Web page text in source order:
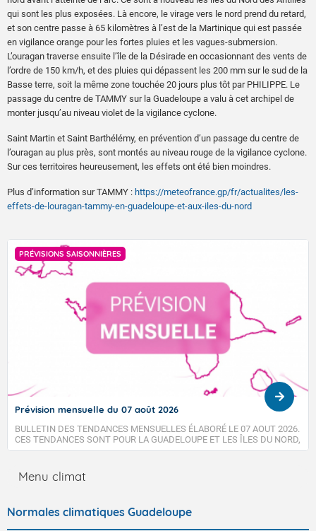
qui sont les plus exposées. Là encore, le virage vers le nord prend du retard,
et son centre passe à 65 kilomètres à l’est de la Martinique qui est passée
en vigilance orange pour les fortes pluies et les vagues-submersion.
L’ouragan traverse ensuite l’île de la Désirade en occasionnant des vents de
l’ordre de 150 km/h, et des pluies qui dépassent les 200 mm sur le sud de la
Basse terre, soit la même zone touchée 20 jours plus tôt par PHILIPPE. Le
passage du centre de TAMMY sur la Guadeloupe a valu à cet archipel de
monter jusqu’au niveau violet de la vigilance cyclone.
Saint Martin et Saint Barthélémy, en prévention d’un passage du centre de
l’ouragan au plus près, sont montés au niveau rouge de la vigilance cyclone.
Sur ces territoires heureusement, les effets ont été bien moindres.
Plus d’information sur TAMMY : https://meteofrance.gp/fr/actualites/les-
effets-de-louragan-tammy-en-guadeloupe-et-aux-iles-du-nord
PRÉVISIONS SAISONNIÈRES
Prévision mensuelle du 07 août 2026
BULLETIN DES TENDANCES MENSUELLES ÉLABORÉ LE 07 AOUT 2026.
CES TENDANCES SONT POUR LA GUADELOUPE ET LES ÎLES DU NORD,
SAINT-MARTIN ET SAINT-BARTHÉLEMY.
Menu climat
Normales climatiques Guadeloupe